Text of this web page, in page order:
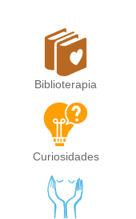
Biblioterapia
Curiosidades